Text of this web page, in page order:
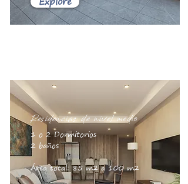
Residencias de nivel medio
1 o 2 Dormitorios
2 baños
Área total: 85 m2 a 100 m2